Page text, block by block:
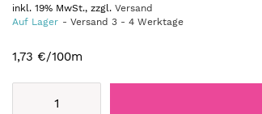
inkl. 19% MwSt., zzgl.Versand
Auf Lager
Versand3 -4 Werktage
1,73 €/100m